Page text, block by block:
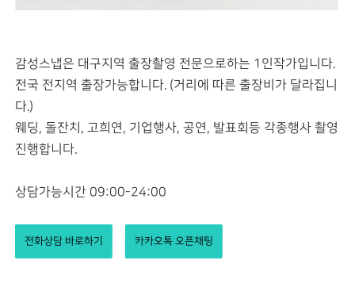
감성스냅은 대구지역 출장촬영 전문으로하는 1인작가입니다.
전국 전지역 출장가능합니다. (거리에 따른 출장비가 달라집니
다.)
웨딩, 돌잔치, 고희연, 기업행사, 공연, 발표회등 각종행사 촬영
진행합니다.
상담가능시간 09:00-24:00
전화상담 바로하기 카카오톡 오픈채팅